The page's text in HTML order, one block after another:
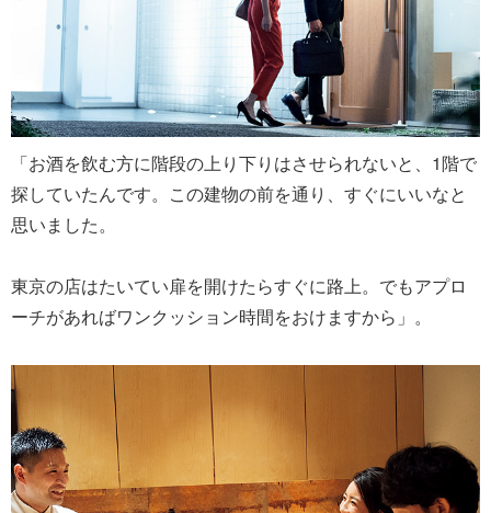
「お酒を飲む方に階段の上り下りはさせられないと、1階で
探していたんです。この建物の前を通り、すぐにいいなと
思いました。
東京の店はたいてい扉を開けたらすぐに路上。でもアプロ
ーチがあればワンクッション時間をおけますから」。